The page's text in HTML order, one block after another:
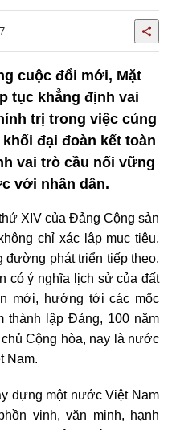
cuộc đổi mới, Mặt
tục khẳng định vai
trị trong việc củng
đại đoàn kết toàn
vai trò cầu nối vững
với nhân dân.
XIV của Đảng Cộng sản
chỉ xác lập mục tiêu,
đường phát triển tiếp theo,
có ý nghĩa lịch sử của đất
mới, hướng tới các mốc
thành lập Đảng, 100 năm
Cộng hòa, nay là nước
Nam.
dựng một nước Việt Nam
vinh, văn minh, hạnh